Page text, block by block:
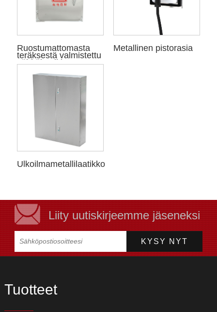
Ruostumattomasta
teräksestä valmistettu
sähkölaatikko
Metallinen pistorasia
Ulkoilmametallilaatikko
Liity uutiskirjeemme jäseneksi
Tuotteet